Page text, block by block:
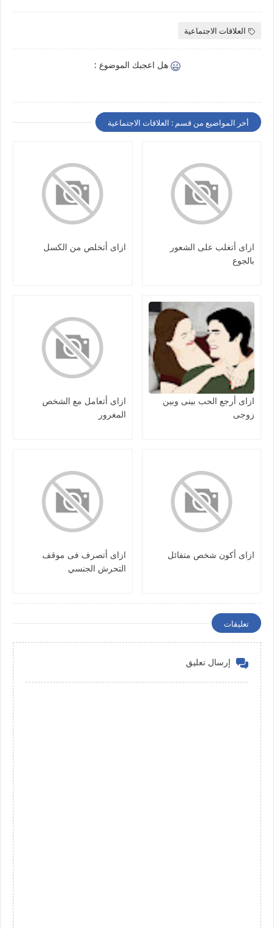
العلاقات الاجتماعية
هل اعجبك الموضوع :
أخر المواضيع من قسم : العلاقات الاجتماعية
ازاى أتغلب على الشعور
بالجوع
ازاى أتخلص من الكسل
ازاى أرجع الحب بينى وبين
زوجى
ازاى أتعامل مع الشخص
المغرور
ازاى أكون شخص متفائل
ازاى أتصرف فى موقف
التحرش الجنسي
تعليقات
إرسال تعليق